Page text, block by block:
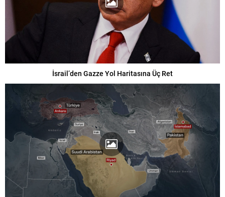
İsrail’den Gazze Yol Haritasına Üç Ret